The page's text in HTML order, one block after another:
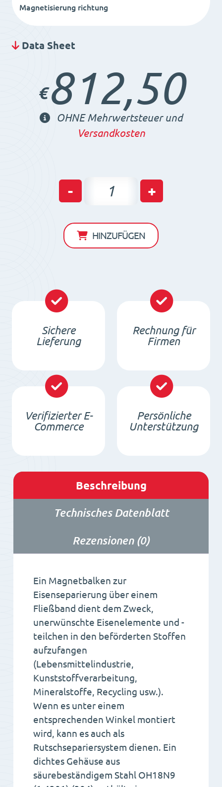
Magnetisierung richtung
Data Sheet
€812,50
OHNE Mehrwertsteuer und
Versandkosten
-
Magnetbalken
(wasserdicht)
550x60x40
+
HINZUFÜGEN
Sichere
Lieferung
Rechnung für
Firmen
Verifizierter E-
Commerce
Persönliche
Unterstützung
Beschreibung
Technisches Datenblatt
Rezensionen (0)
Ein Magnetbalken zur
Eisenseparierung über einem
Fließband dient dem Zweck,
unerwünschte Eisenelemente und -
teilchen in den beförderten Stoffen
aufzufangen
(Lebensmittelindustrie,
Kunststoffverarbeitung,
Mineralstoffe, Recycling usw.).
Wenn es unter einem
entsprechenden Winkel montiert
wird, kann es auch als
Rutschsepariersystem dienen. Ein
dichtes Gehäuse aus
säurebeständigem Stahl OH18N9